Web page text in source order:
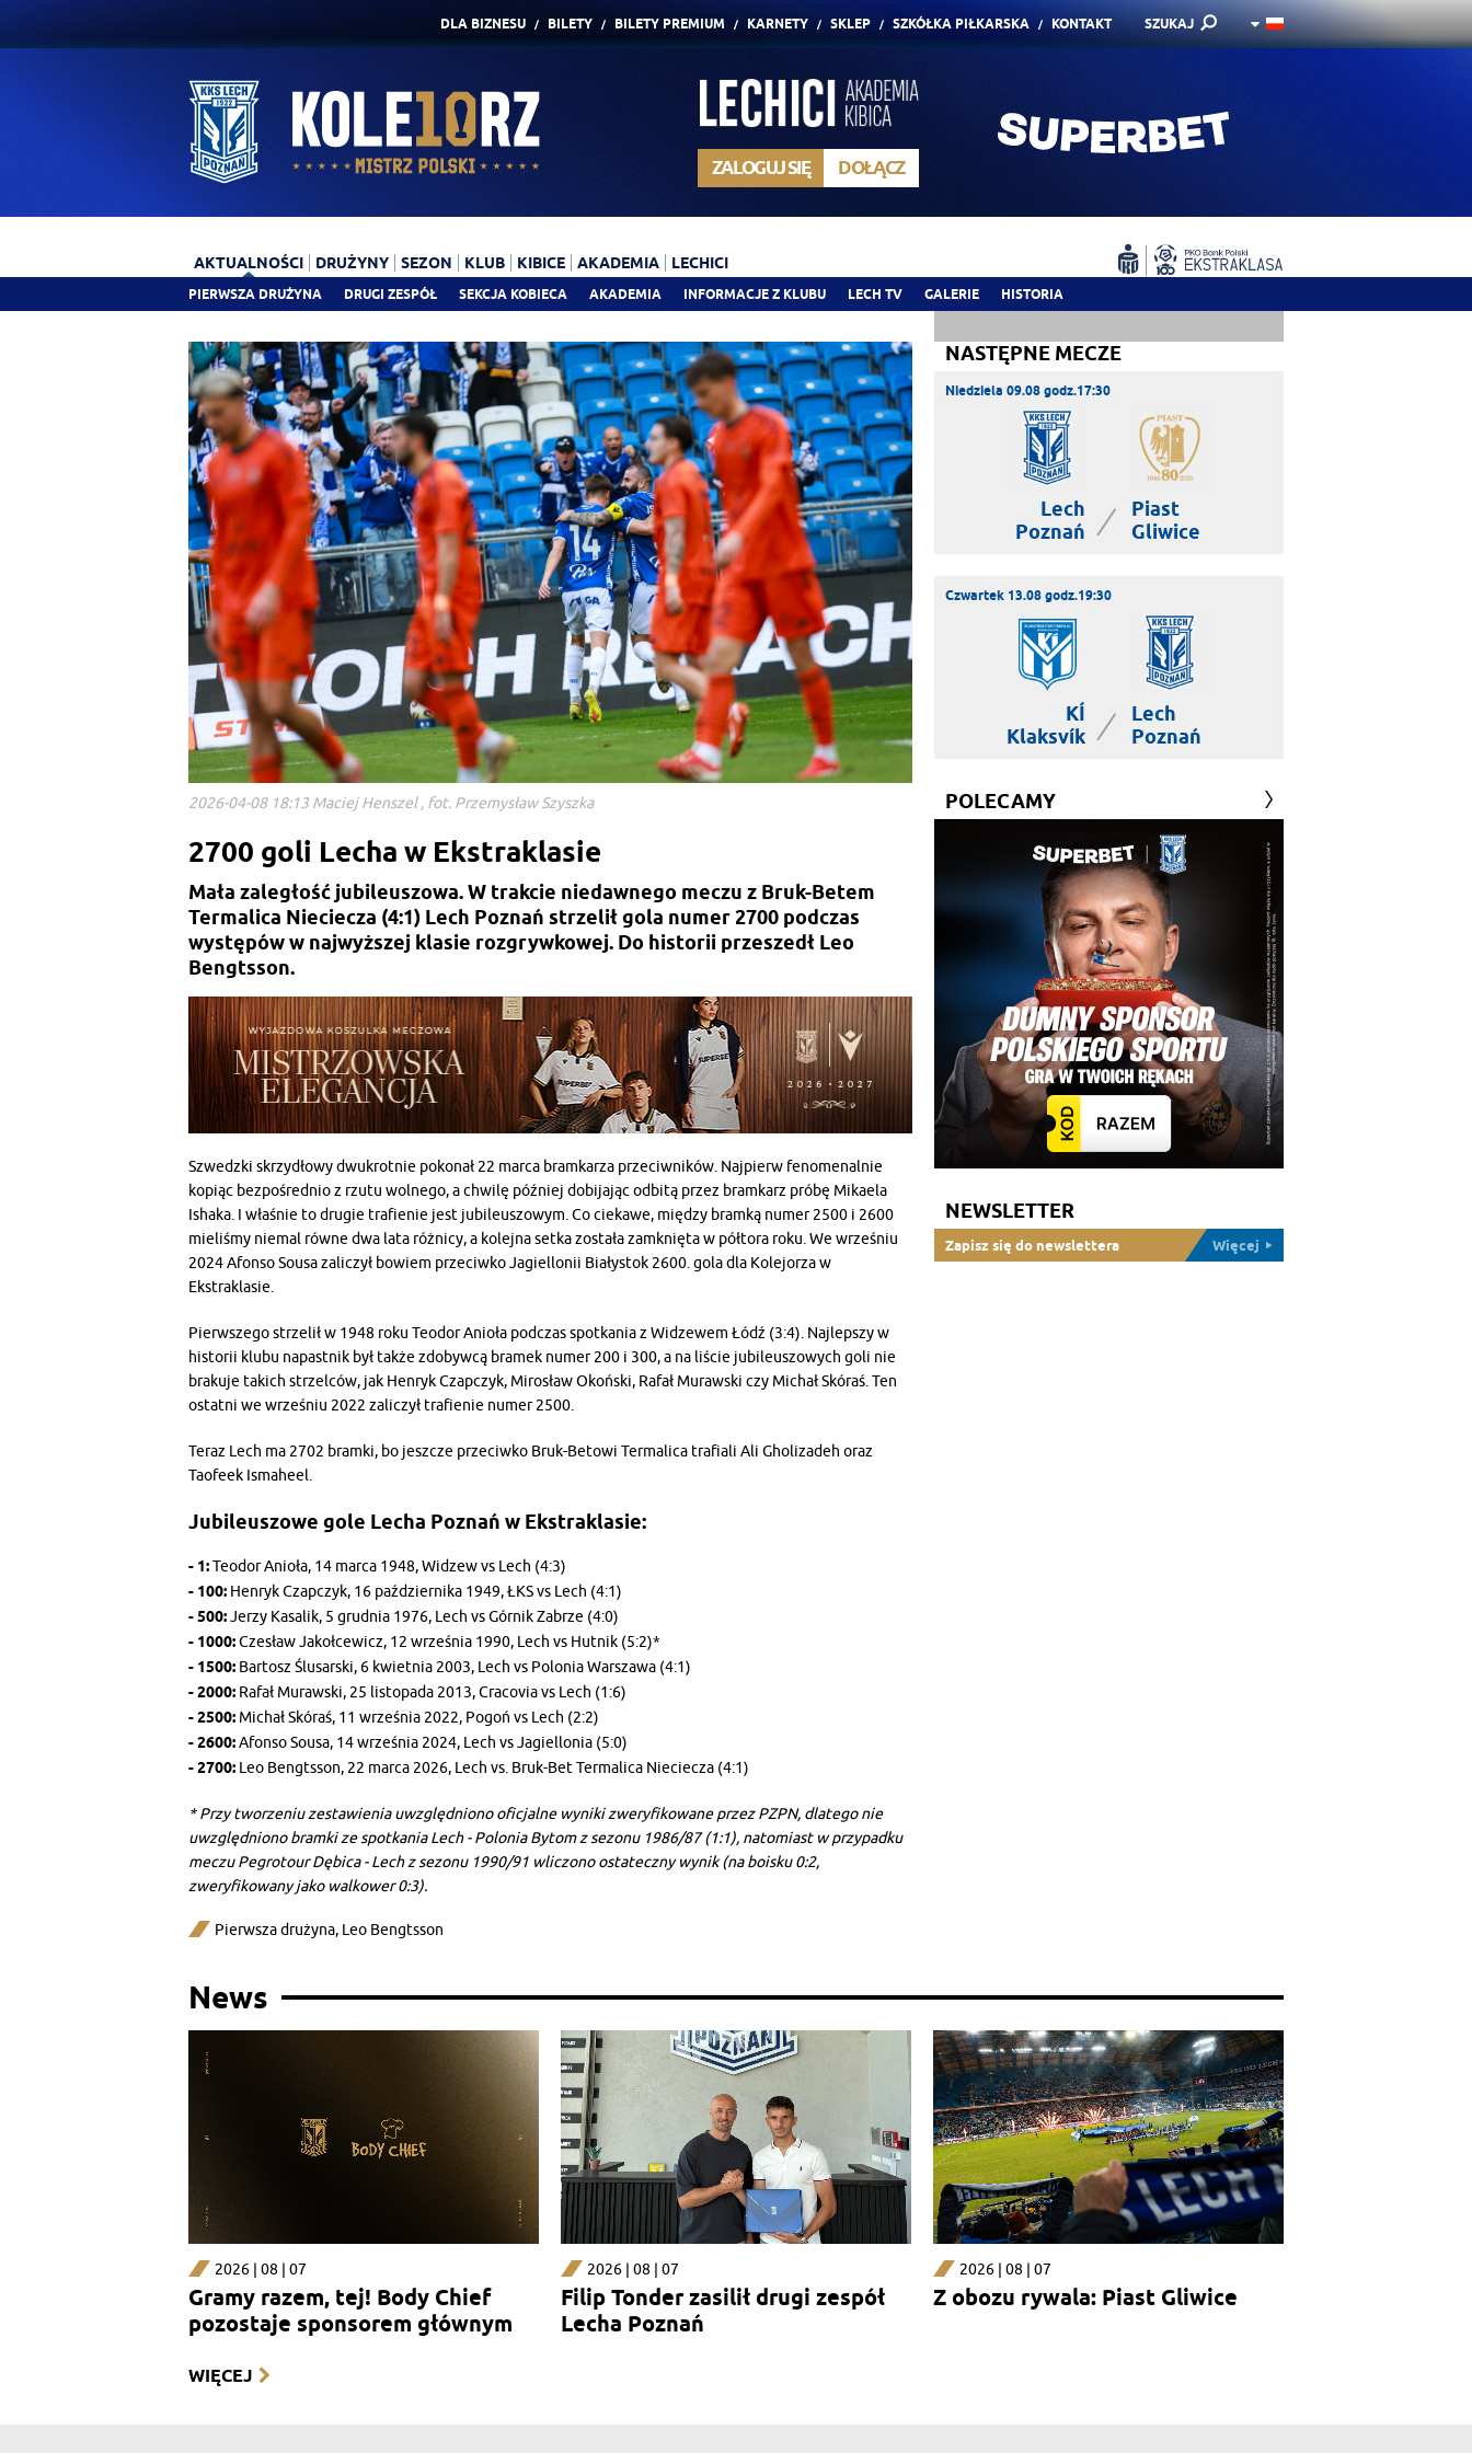
DLA BIZNESU BILETY BILETY PREMIUM KARNETY SKLEP SZKÓŁKA PIŁKARSKA KONTAKT SZUKAJ
ZALOGUJ SIĘ DOŁĄCZ
AKTUALNOŚCI
PIERWSZA DRUŻYNA DRUGI ZESPÓŁ SEKCJA KOBIECA AKADEMIA INFORMACJE Z KLUBU LECH TV GALERIE HISTORIA
DRUŻYNY SEZON KLUB KIBICE AKADEMIA LECHICI
2026-04-08 18:13 Maciej Henszel , fot. Przemysław Szyszka
2700 goli Lecha w Ekstraklasie
Mała zaległość jubileuszowa. W trakcie niedawnego meczu z Bruk-Betem
Termalica Nieciecza (4:1) Lech Poznań strzelił gola numer 2700 podczas
występów w najwyższej klasie rozgrywkowej. Do historii przeszedł Leo
Bengtsson.
Szwedzki skrzydłowy dwukrotnie pokonał 22 marca bramkarza przeciwników. Najpierw fenomenalnie
kopiąc bezpośrednio z rzutu wolnego, a chwilę później dobijając odbitą przez bramkarz próbę Mikaela
Ishaka. I właśnie to drugie trafienie jest jubileuszowym. Co ciekawe, między bramką numer 2500 i 2600
mieliśmy niemal równe dwa lata różnicy, a kolejna setka została zamknięta w półtora roku. We wrześniu
2024 Afonso Sousa zaliczył bowiem przeciwko Jagiellonii Białystok 2600. gola dla Kolejorza w
Ekstraklasie.
Pierwszego strzelił w 1948 roku Teodor Anioła podczas spotkania z Widzewem Łódź (3:4). Najlepszy w
historii klubu napastnik był także zdobywcą bramek numer 200 i 300, a na liście jubileuszowych goli nie
brakuje takich strzelców, jak Henryk Czapczyk, Mirosław Okoński, Rafał Murawski czy Michał Skóraś. Ten
ostatni we wrześniu 2022 zaliczył trafienie numer 2500.
Teraz Lech ma 2702 bramki, bo jeszcze przeciwko Bruk-Betowi Termalica trafiali Ali Gholizadeh oraz
Taofeek Ismaheel.
Jubileuszowe gole Lecha Poznań w Ekstraklasie:
- 1:Teodor Anioła, 14 marca 1948, Widzew vs Lech (4:3)
- 100: Henryk Czapczyk, 16 października 1949, ŁKS vs Lech (4:1)
- 500:Jerzy Kasalik, 5 grudnia 1976, Lech vs Górnik Zabrze (4:0)
- 1000:Czesław Jakołcewicz, 12 września 1990, Lech vs Hutnik (5:2)*
- 1500: Bartosz Ślusarski, 6 kwietnia 2003, Lech vs Polonia Warszawa (4:1)
- 2000: Rafał Murawski, 25 listopada 2013, Cracovia vs Lech (1:6)
- 2500: Michał Skóraś, 11 września 2022, Pogoń vs Lech (2:2)
- 2600:Afonso Sousa, 14 września 2024, Lech vs Jagiellonia (5:0)
- 2700: Leo Bengtsson, 22 marca 2026, Lech vs. Bruk-Bet Termalica Nieciecza (4:1)
* Przy tworzeniu zestawienia uwzględniono oficjalne wyniki zweryfikowane przez PZPN, dlatego nie
uwzględniono bramki ze spotkania Lech - Polonia Bytom z sezonu 1986/87 (1:1), natomiast w przypadku
meczu Pegrotour Dębica - Lech z sezonu 1990/91 wliczono ostateczny wynik (na boisku 0:2,
zweryfikowany jako walkower 0:3).
Pierwsza drużyna, Leo Bengtsson
NASTĘPNE MECZE
Niedziela 09.08 godz.17:30
Lech
Poznań
|
Piast
Gliwice
Czwartek 13.08 godz.19:30
KÍ
Klaksvík
|
Lech
Poznań
POLECAMY
NEWSLETTER
Zapisz się do newslettera Więcej
News
2026 | 08 | 07
Gramy razem, tej! Body Chief
pozostaje sponsorem głównym
2026 | 08 | 07
Filip Tonder zasilił drugi zespół
Lecha Poznań
2026 | 08 | 07
Z obozu rywala: Piast Gliwice
WIĘCEJ